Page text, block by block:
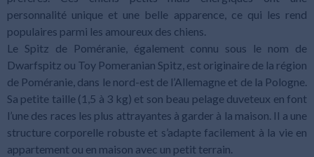
personnalité unique et une belle apparence, ce qui les rend
populaires parmi les amoureux des chiens.
Le Spitz de Poméranie, également connu sous le nom de
Dwarfspitz ou Toy Pomeranian Spitz, est originaire de la région
de Poméranie, dans le nord-est de l’Allemagne et de la Pologne.
Sa petite taille (1,5 à 3 kg) et son beau pelage duveteux en font
l’une des races les plus attrayantes à garder à la maison. Il a une
structure corporelle robuste et s’adapte facilement à la vie en
appartement ou en maison avec un petit terrain.